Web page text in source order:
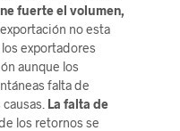
fuerte el volumen,
no esta
exportadores
aunque los
falta de
La falta de
los retornos se